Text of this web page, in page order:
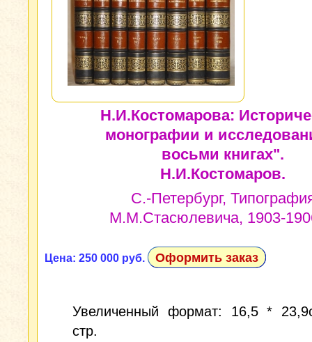
Н.И.Костомарова:
монографии и
восьми книгах".
Н.И.Костомаров.
С.-Петербург,
М.М.Стасюлевича, 1903-
Цена: 250 000 руб. Оформить заказ
Увеличенный формат: 16,5 *
стр.